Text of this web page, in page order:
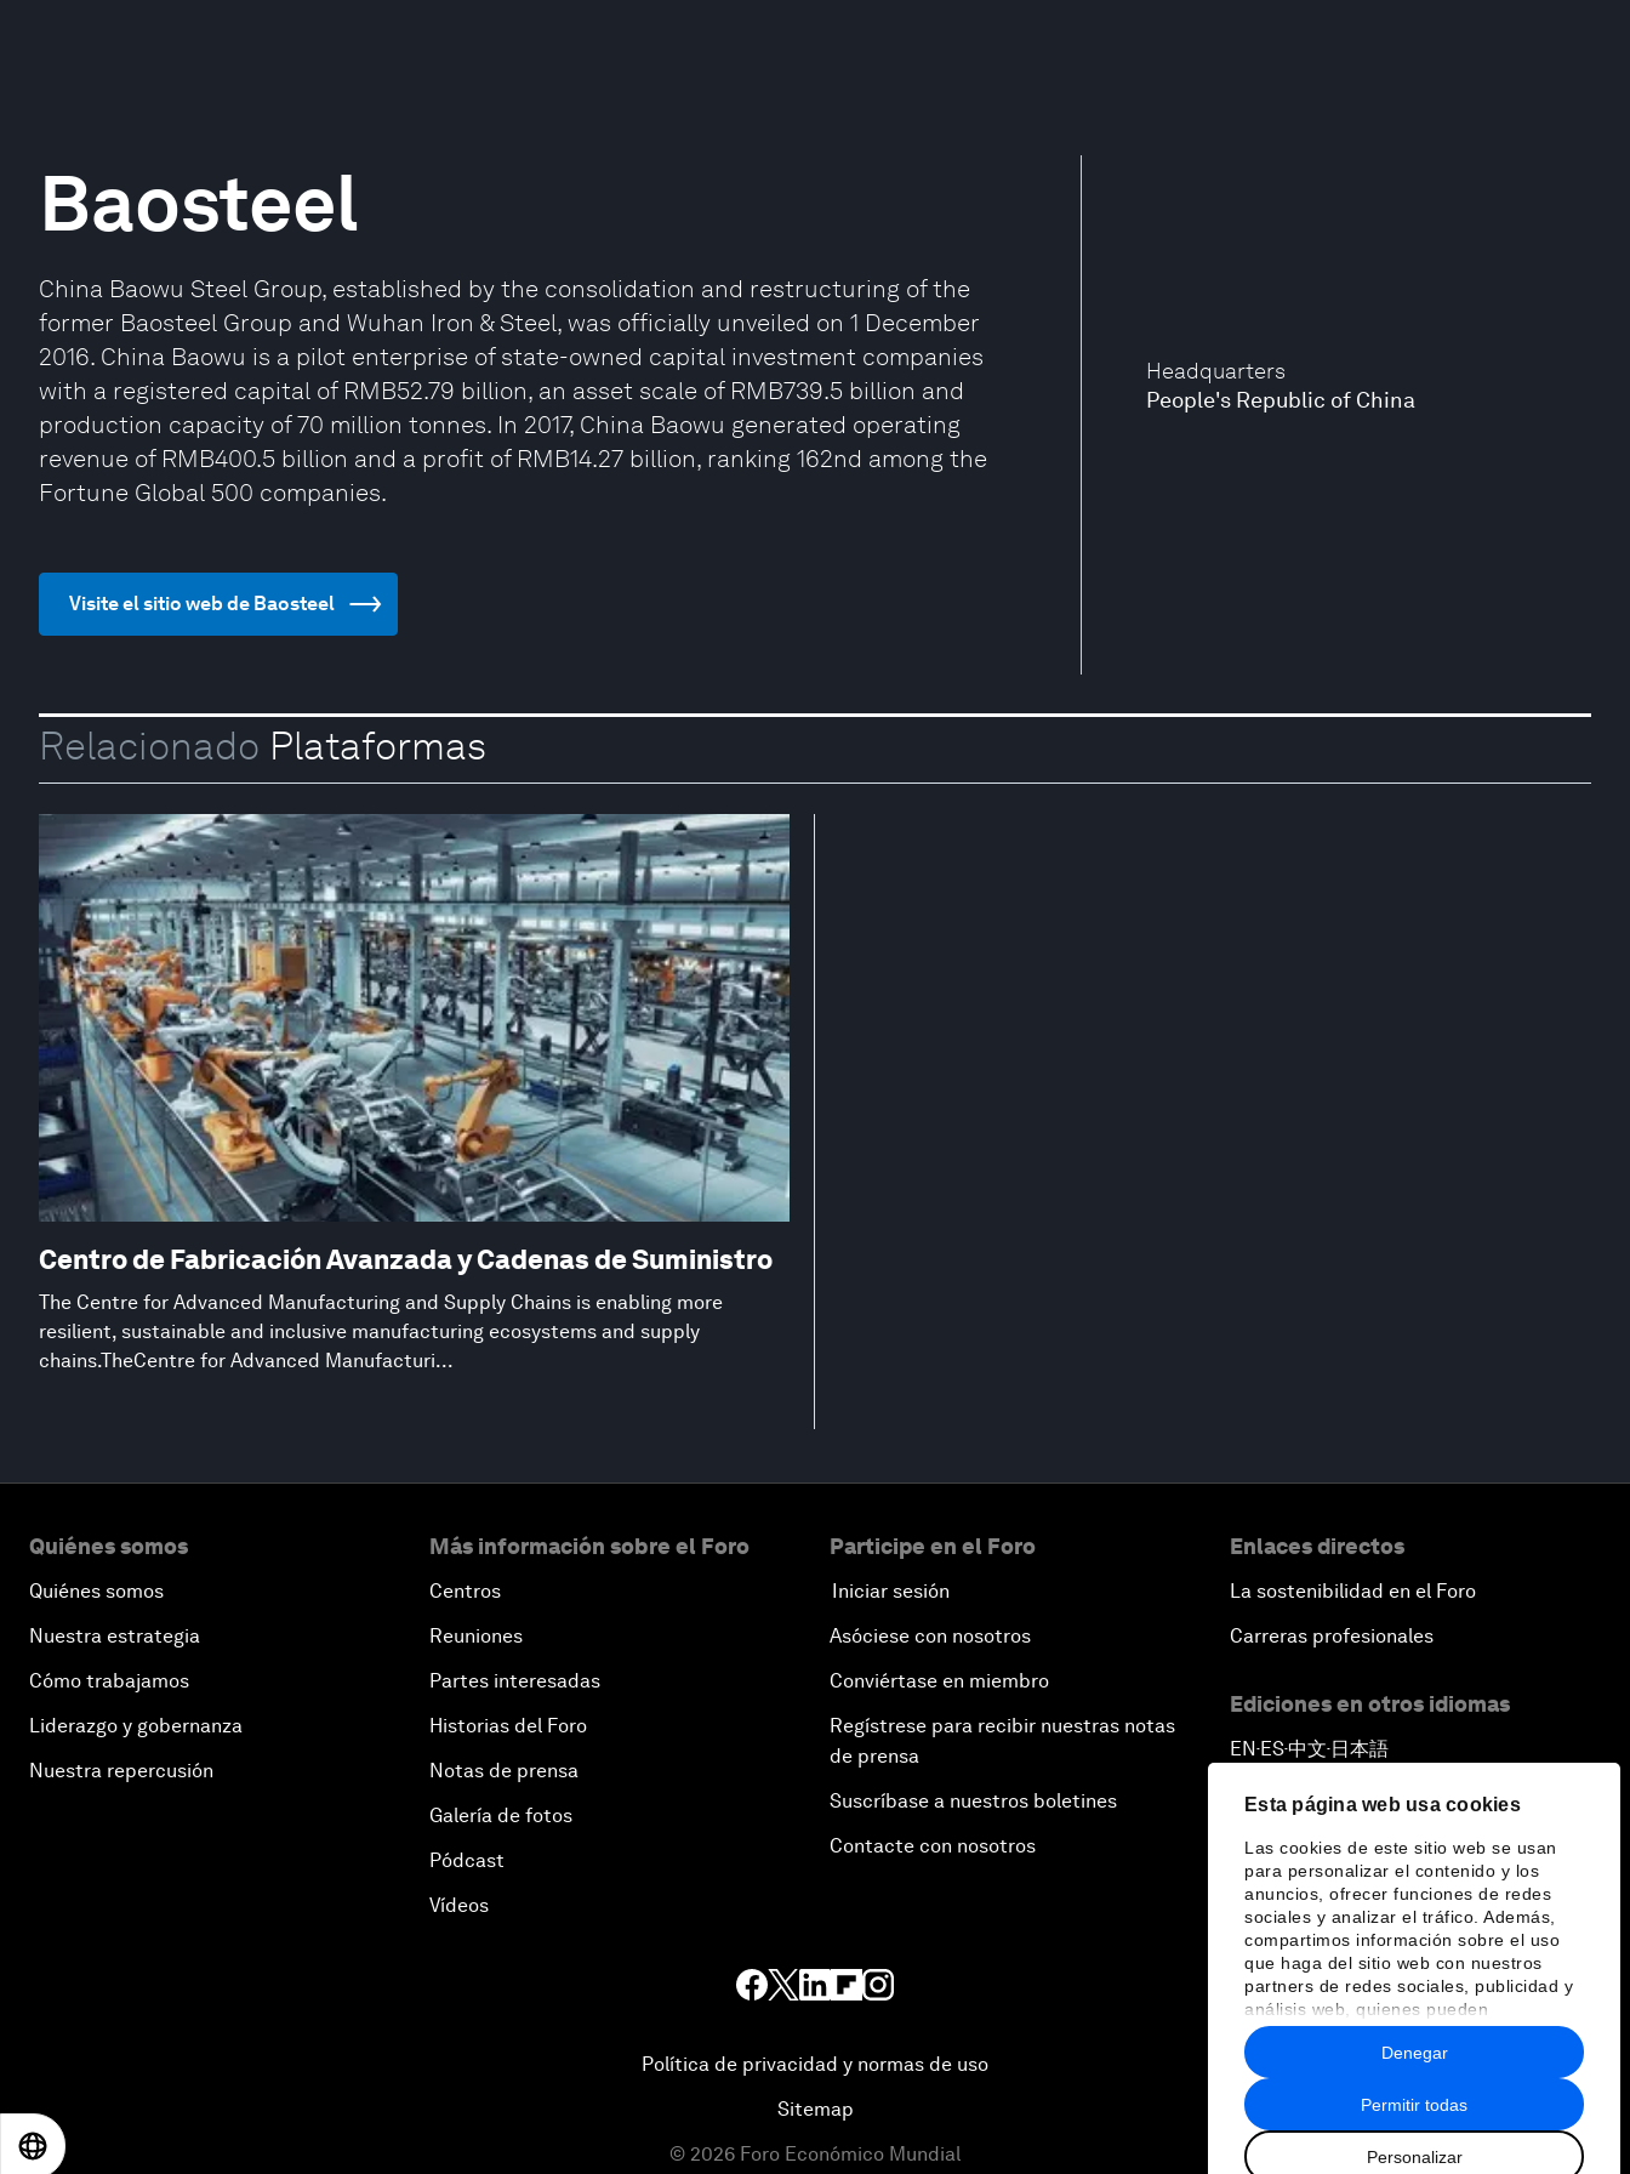
Esta página web usa cookies
Las cookies de este sitio web se usan
para personalizar el contenido y los
anuncios, ofrecer funciones de redes
sociales y analizar el tráfico. Además,
compartimos información sobre el uso
que haga del sitio web con nuestros
partners de redes sociales, publicidad y
análisis web, quienes pueden
combinarla con otra información que les
haya proporcionado o que hayan
recopilado a partir del uso que haya
hecho de sus servicios.
Permitir todas
Personalizar
Denegar
Headquarters
People's Republic of China
Baosteel
China Baowu Steel Group, established by the consolidation and restructuring of the
former Baosteel Group and Wuhan Iron & Steel, was officially unveiled on 1 December
2016. China Baowu is a pilot enterprise of state-owned capital investment companies
with a registered capital of RMB52.79 billion, an asset scale of RMB739.5 billion and
production capacity of 70 million tonnes. In 2017, China Baowu generated operating
revenue of RMB400.5 billion and a profit of RMB14.27 billion, ranking 162nd among the
Fortune Global 500 companies.
Visite el sitio web de Baosteel
Relacionado Plataformas
Centro de Fabricación Avanzada y Cadenas de Suministro
The Centre for Advanced Manufacturing and Supply Chains is enabling more
resilient, sustainable and inclusive manufacturing ecosystems and supply
chains.TheCentre for Advanced Manufacturi...
Quiénes somos
Quiénes somos
Nuestra estrategia
Cómo trabajamos
Liderazgo y gobernanza
Nuestra repercusión
Más información sobre el Foro
Centros
Reuniones
Partes interesadas
Historias del Foro
Notas de prensa
Galería de fotos
Pódcast
Vídeos
Participe en el Foro
Iniciar sesión
Asóciese con nosotros
Conviértase en miembro
Regístrese para recibir nuestras notas
de prensa
Suscríbase a nuestros boletines
Contacte con nosotros
Enlaces directos
La sostenibilidad en el Foro
Carreras profesionales
Ediciones en otros idiomas
EN ▪ES▪中文▪ 日本語
Política de privacidad y normas de uso
Sitemap
© 2026 Foro Económico Mundial